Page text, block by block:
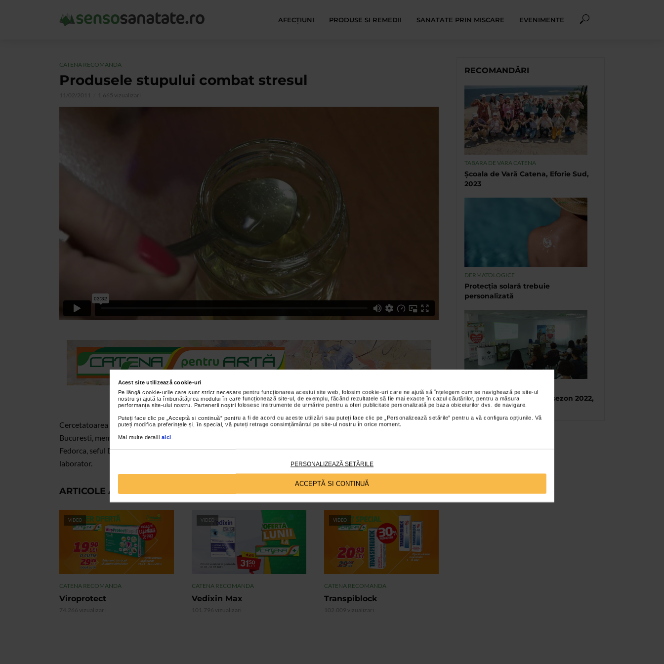
Acest site utilizează cookie-uri
Pe lângă cookie-urile care sunt strict necesare pentru funcționarea acestui site web, folosim cookie-uri care ne ajută să înțelegem cum se navighează pe site-ul
nostru și ajută la îmbunătățirea modului în care funcționează site-ul, de exemplu, făcând rezultatele să fie mai exacte în cazul căutărilor, pentru a măsura
performanța site-ului nostru. Partenerii noștri folosesc instrumente de urmărire pentru a oferi publicitate personalizată pe baza obiceiurilor dvs. de navigare.
Puteți face clic pe „Acceptă si continuă” pentru a fi de acord cu aceste utilizări sau puteți face clic pe „Personalizează setările” pentru a vă configura opțiunile. Vă
puteți modifica preferințele și, în special, vă puteți retrage consimțământul pe site-ul nostru în orice moment.
Mai multe detalii aici
PERSONALIZEAZĂ SETĂRILE
ACCEPTĂ SI CONTINUĂ
AFECŢIUNI PRODUSE SI REMEDII SANATATE PRIN MISCARE EVENIMENTE
CATENA RECOMANDA
Produsele stupului combat stresul
11/02/2011 1.665 vizualizari
Cercetatoarea Cristina Mateescu, director general Institutul de Cercetare si Dezvoltare pentru Apicultura din
Bucuresti, membru in Comisia Permanenta de Apiterapie explica ce produse ale stupului combat stresul. Coltea
Fedorca, seful Departamentului de Control al Calitatii din I.C.D.A. vorbeste despre prelucrarea mierii in
laborator.
ARTICOLE ASEMANATOARE
VIDEO
CATENA RECOMANDA
Viroprotect
74.266 vizualizari
VIDEO
CATENA RECOMANDA
Vedixin Max
101.796 vizualizari
VIDEO
CATENA RECOMANDA
Transpiblock
102.009 vizualizari
RECOMANDĂRI
TABARA DE VARA CATENA
Școala de Vară Catena, Eforie Sud,
2023
DERMATOLOGICE
Protecția solară trebuie
personalizată
Tabara de vara, final de sezon 2022,
Eforie Sud